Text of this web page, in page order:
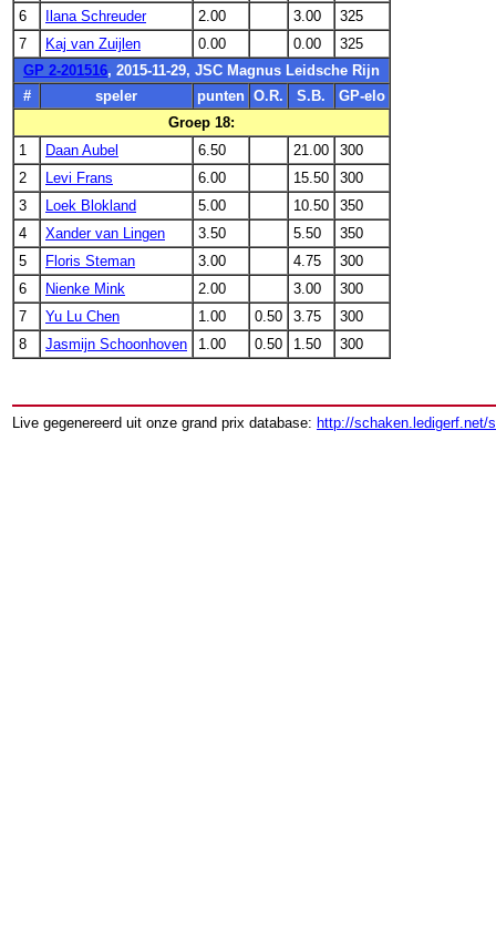
6
Ilana Schreuder 2.00 3.00
325
7
Kaj van Zuijlen 0.00 0.00
325
GP 2-201516, 2015-11-29, JSC Magnus Leidsche Rijn
#
speler punten O.R. S.B.
GP-elo
Groep 18:
1
Daan Aubel 6.50 21.00
300
2
Levi Frans 6.00 15.50
300
3
Loek Blokland 5.00 10.50
350
4
Xander van Lingen 3.50 5.50
350
5
Floris Steman 3.00 4.75
300
6
Nienke Mink 2.00 3.00
300
7
Yu Lu Chen 1.00 0.50 3.75
300
8
Jasmijn Schoonhoven 1.00 0.50 1.50 300
Live gegenereerd uit onze grand prix database: http://schaken.ledigerf.net/